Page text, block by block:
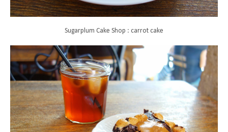
Sugarplum Cake Shop : carrot cake